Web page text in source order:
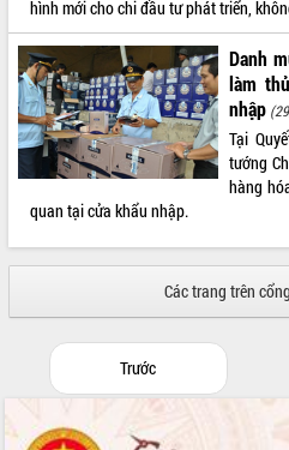
món ăn từ sầu riêng
Đắk Lắk công bố Quy hoạch và xúc
tiến đầu tư tỉnh
Ngành cá ngừ Đắk Lắk chủ động thích
ứng để giữ vững thị trường xuất khẩu
Diễn đàn Kinh tế tư nhân Việt Nam đột
phá cơ chế - Hợp tác công tư
Đề án 06 tạo bước ngoặt đột phá trong
cải cách hành chính tỉnh Đắk Lắk
Kết nối tour, đẩy mạnh chuyển đổi số
Khởi động Dự án Đầu tư xây dựng hạ
Gặp mặt các cơ quan báo chí nhân Kỷ
niệm 101 năm Ngày Báo chí Cách
mạng Việt Nam
THỐNG KÊ TRUY CẬP
Hôm nay: 14805
Tất cả: 65990947
hình mới cho chi đầu tư phát triển,
Danh
làm
nhập
Tại
tướng
hàng
quan tại cửa khẩu nhập.
Các trang trên
Trước